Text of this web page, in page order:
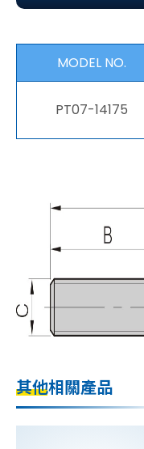
MODEL NO.
PT07-14175
其他相關產品